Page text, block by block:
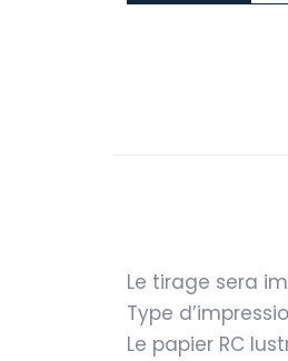
Le tirage sera
Type
Le papier RC